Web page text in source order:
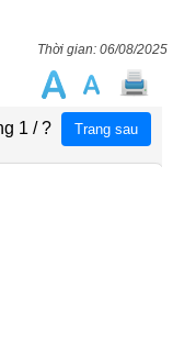
06/08/2025